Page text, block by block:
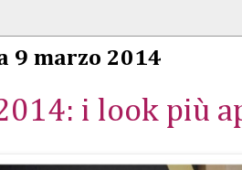
9 marzo 2014
i look più